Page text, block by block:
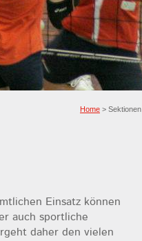
Home > Sektionen
Einsatz können
auch sportliche
daher den vielen